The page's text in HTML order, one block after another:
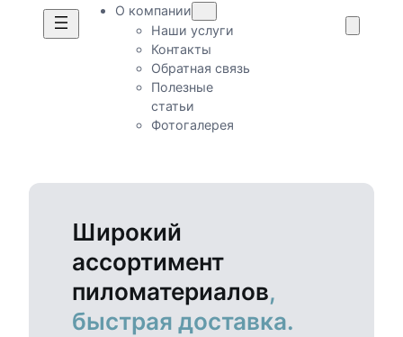
О компании
Наши услуги
Контакты
Обратная связь
Полезные
статьи
Фотогалерея
Широкий
ассортимент
пиломатериалов,
быстрая доставка.